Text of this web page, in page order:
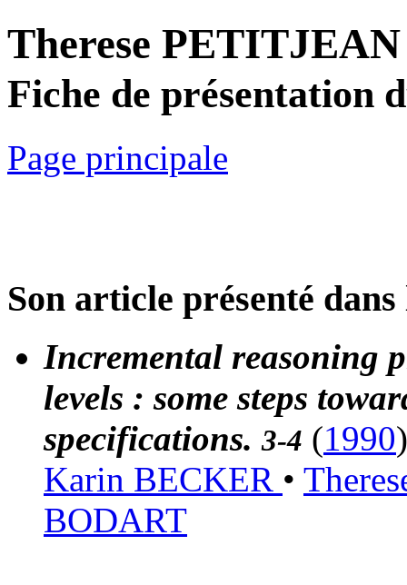
Therese PETITJEAN
Fiche de présentation
Page principale
Son article présenté
Incremental reasoning
levels : some steps
specifications.3-4 (1990)
Karin BECKER •
BODART